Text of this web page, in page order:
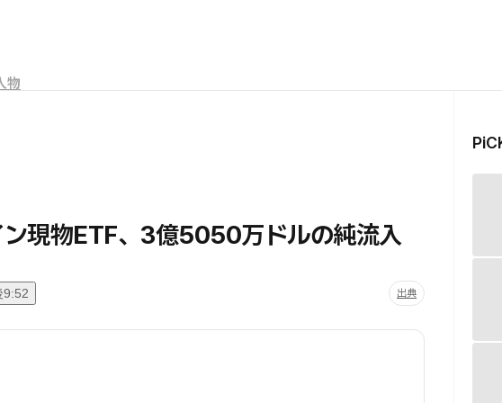
物
現物ETF、3億5050万ドルの純流入
9:52 出典